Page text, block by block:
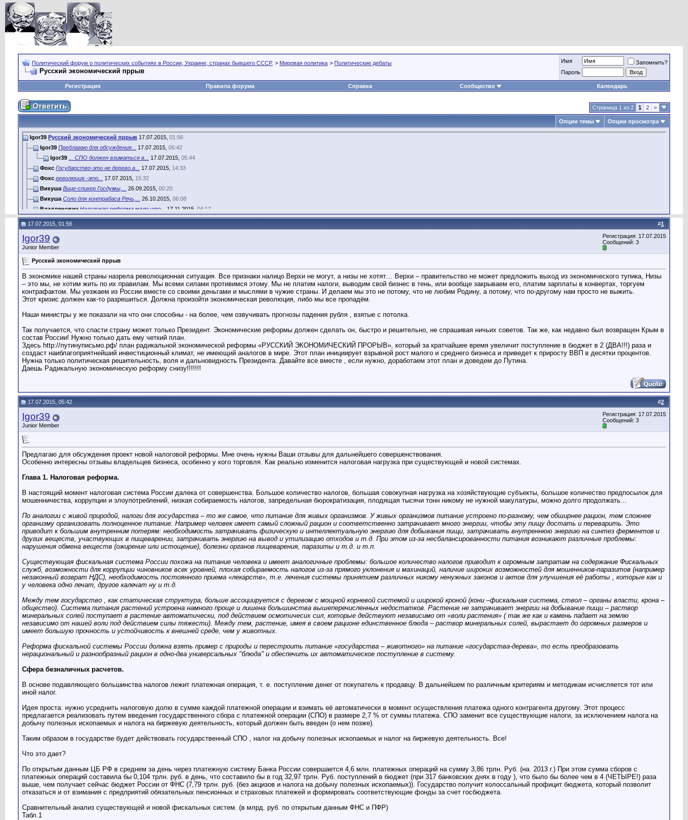
Политический форум о политических событиях в России, Украине, странах бывшего СССР. > Мировая политика > Политические дебаты
Русский экономический пррыв
Имя
Запомнить?
Пароль
Регистрация Правила форума Справка Сообщество Календарь
Страница 1 из 2 1 2 >
Опции темы Опции просмотра
Igor39 Русский экономический пррыв 17.07.2015, 01:56
Igor39 Предлагаю для обсуждения... 17.07.2015, 05:42
Igor39
... СПО должен взиматься в... 17.07.2015, 05:44
Фокс Государство-это не дерево.а... 17.07.2015, 14:33
Фокс революция -это... 17.07.2015, 15:32
Викуша Вице-спикер Госдумы,... 26.09.2015, 00:20
Викуша Соло для контрабаса Речь,... 26.10.2015, 06:08
Владленович Налоговая реформа мало что... 17.11.2015, 04:17
Викуша Очень скоро исполнится десять...19.11.2015,06:28
Vika85 ага, будет вам экономический...05.01.2016,19:46
Куприян
Возрождённый
Куприян А зачем, собственно, было...
Возрождённый ... По сути, Английские...10.01.2016,16:12
Куприян Ну-ка откройте, какими именно... 10.01.2016, 16:31
Дополнительные ответы в подтемах
Владислав-Ф Путин и Глазьев10.01.2016,16:14
00:43
Викуша В ведении министерства...17.01.2016,07:48
Викуша Банк России может возобновить...20.01.2016,
advokat И доллар уже 81 рубль!21.01.2016,08:13
advokat Минприроды: через 28 лет в...17.03.2016,08:30
Викуша Новые правила для мариводов -...07.04.2016,01:46
Викуша Рыбокомбинат на Шикотане...18.04.2016,22:23
Викуша Санкции Евросоюза против...
Викуша
Викуша
Викуша Президент проехал мимо рыбы...07.09.2016,00:26
#1
17.07.2015, 01:56
Igor39
Junior Member
Регистрация: 17.07.2015
Сообщений: 3
Русский экономический пррыв
В экономике нашей страны назрела революционная ситуация. Все признаки налицо Верхи не могут, а низы не хотят… Верхи – правительство не может предложить выход из экономического тупика, Низы
– это мы, не хотим жить по их правилам. Мы всеми силами противимся этому. Мы не платим налоги, выводим свой бизнес в тень, или вообще закрываем его, платим зарплаты в конвертах, торгуем
контрафактом. Мы уезжаем из России вместе со своими деньгами и мыслями в чужие страны. И делаем мы это не потому, что не любим Родину, а потому, что по-другому нам просто не выжить.
Этот кризис должен как-то разрешиться. Должна произойти экономическая революция, либо мы все пропадём.
Наши министры у же показали на что они способны - на более, чем озвучивать прогнозы падения рубля , взятые с потолка.
Так получается, что спасти страну может только Президент. Экономические реформы должен сделать он, быстро и решительно, не спрашивая ничьих советов. Так же, как недавно был возвращен Крым в
состав России! Нужно только дать ему четкий план.
Здесь http://путинуписьмо.рф/ план радикальной экономической реформы «РУССКИЙ ЭКОНОМИЧЕСКИЙ ПРОРЫВ», который за кратчайшее время увеличит поступление в бюджет в 2 (ДВА!!!) раза и
создаст наиблагоприятнейший инвестиционный климат, не имеющий аналогов в мире. Этот план инициирует взрывной рост малого и среднего бизнеса и приведет к приросту ВВП в десятки процентов.
Нужна только политическая решительность, воля и дальновидность Президента. Давайте все вместе , если нужно, доработаем этот план и доведем до Путина.
Даешь Радикальную экономическую реформу снизу!!!!!!!
#2
17.07.2015, 05:42
Igor39
Junior Member
Регистрация: 17.07.2015
Сообщений: 3
Предлагаю для обсуждения проект новой налоговой реформы. Мне очень нужны Ваши отзывы для дальнейшего совершенствования.
Особенно интересны отзывы владельцев бизнеса, особенно у кого торговля. Как реально изменится налоговая нагрузка при существующей и новой системах.
Глава 1. Налоговая реформа.
В настоящий момент налоговая система России далека от совершенства. Большое количество налогов, большая совокупная нагрузка на хозяйствующие субъекты, большое количество предпосылок для
мошенничества, коррупции и злоупотреблений, низкая собираемость налогов, запредельная бюрократизация, плодящая тысячи тонн никому не нужной макулатуры, можно долго продолжать…
По аналогии с живой природой, налоги для государства – то же самое, что питание для живых организмов. У живых организмов питание устроено по-разному, чем обширнее рацион, тем сложнее
организму организовать полноценное питание. Например человек имеет самый сложный рацион и соответственно затрачивает много энергии, чтобы эту пищу достать и переварить. Это
приводит к большим внутренним потерям: необходимость затрачивать физическую и интеллектуальную энергию для добывания пищи, затрачивать внутреннюю энергию на синтез ферментов и
других веществ, участвующих в пищеварении, затрачивать энергию на вывод и утилизацию отходов и т.д. При этом из-за несбалансированности питания возникают различные проблемы:
нарушения обмена веществ (ожирение или истощение), болезни органов пищеварения, паразиты и т.д. и т.п.
Существующая фискальная система России похожа на питание человека и имеет аналогичные проблемы: большое количество налогов приводит к огромным затратам на содержание Фискальных
служб, возможности для коррупции чиновников всех уровней, плохая собираемость налогов из-за прямого уклонения и махинаций, наличие широких возможностей для мошенников-паразитов (например
незаконный возврат НДС), необходимость постоянного приема «лекарств», т.е. лечения системы принятием различных никому ненужных законов и актов для улучшения её работы , которые как и
у человека одно лечат, другое калечат ну и т.д.
Между тем государство , как статическая структура, больше ассоциируется с деревом с мощной корневой системой и широкой кроной (кони –фискальная система, ствол – органы власти, крона –
общество). Система питания растений устроена намного проще и лишена большинства вышеперечисленных недостатков. Растение не затрачивает энергии на добывание пищи – раствор
минеральных солей поступает в растение автоматически, под действием осмотичесих сил, которые действуют независимо от «воли растения» ( так же как и камень падает на землю
независимо от нашей воли под действием силы тяжести). Между тем, растение, имея в своем рационе единственное блюда – раствор минеральных солей, вырастает до огромных размеров и
имеет большую прочность и устойчивость к внешней среде, чем у животных.
Реформа фискальной системы России должна взять пример с природы и перестроить питание «государства – животного» на питание «государства-дерева», то есть преобразовать
нерациональный и разнообразный рацион в одно-два универсальных "блюда" и обеспечить их автоматическое поступление в систему.
Сфера безналичных расчетов.
В основе подавляющего большинства налогов лежит платежная операция, т. е. поступление денег от покупатель к продавцу. В дальнейшем по различным критериям и методикам исчисляется тот или
иной налог.
Идея проста: нужно усреднить налоговую долю в сумме каждой платежной операции и взимать её автоматически в момент осуществления платежа одного контрагента другому. Этот процесс
предлагается реализовать путем введения государственного сбора с платежной операции (СПО) в размере 2,7 % от суммы платежа. СПО заменит все существующие налоги, за исключением налога на
добычу полезных ископаемых и налога на биржевую деятельность, который должен быть введен (о нем позже).
Таким образом в государстве будет действовать государственный СПО , налог на добычу полезных ископаемых и налог на биржевую деятельность. Все!
Что это дает?
По открытым данным ЦБ РФ в среднем за день через платежную систему Банка России совершается 4,6 млн. платежных операций на сумму 3,86 трлн. Руб. (на. 2013 г.) При этом сумма сборов с
платежных операций составила бы 0,104 трлн. руб. в день, что составило бы в год 32,97 трлн. Руб. поступлений в бюджет (при 317 банковских днях в году ), что было бы более чем в 4 (ЧЕТЫРЕ!) раза
выше, чем получает сейчас бюджет России от ФНС (7,79 трлн. руб. (без акцизов и налога на добычу полезных ископаемых)). Государство получит колоссальный профицит бюджета, который позволит
отказаться и от взимания с предприятий обязательных пенсионных и страховых платежей и формировать соответствующие фонды за счет госбюджета.
Сравнительный анализ существующей и новой фискальных систем. (в млрд. руб. по открытым данным ФНС и ПФР)
Табл.1